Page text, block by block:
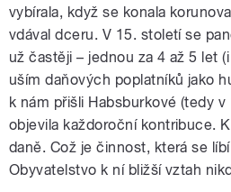
vybírala, když se konala
vdával dceru. V 15. století se
už častěji – jednou za 4 až 5 let
uším daňových poplatníků jako
k nám přišli Habsburkové (tedy
objevila každoroční kontribuce.
daně. Což je činnost, která se
Obyvatelstvo k ní bližší vztah